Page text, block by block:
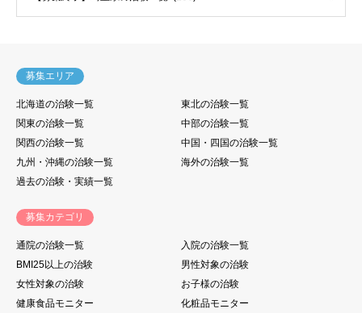
募集エリア
北海道の治験一覧
東北の治験一覧
関東の治験一覧
中部の治験一覧
関西の治験一覧
中国・四国の治験一覧
九州・沖縄の治験一覧
海外の治験一覧
過去の治験・実績一覧
募集カテゴリ
通院の治験一覧
入院の治験一覧
BMI25以上の治験
男性対象の治験
女性対象の治験
お子様の治験
健康食品モニター
化粧品モニター